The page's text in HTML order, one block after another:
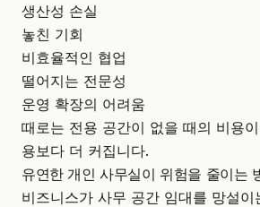
생산성 손실
놓친 기회
비효율적인 협업
떨어지는 전문성
운영 확장의 어려움
때로는 전용 공간이 없을 때의 비용
용보다 더 커집니다.
유연한 개인 사무실이 위험을 줄이는
비즈니스가 사무 공간 임대를 망설